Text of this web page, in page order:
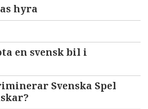
hyra
en svensk bil i
Svenska Spel